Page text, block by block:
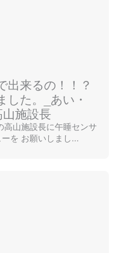
CCSに移行できた
出来るの！！？
した。_あい・
施設長
高山施設長に午睡センサ
を お願いしまし...